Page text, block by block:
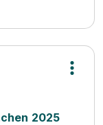
2025